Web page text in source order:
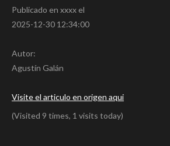
Publicado en xxxx el
2025-12-30 12:34:00
Autor:
Agustín Galán
Visite el articulo en origen aqui
(Visited 9 times, 1 visits today)